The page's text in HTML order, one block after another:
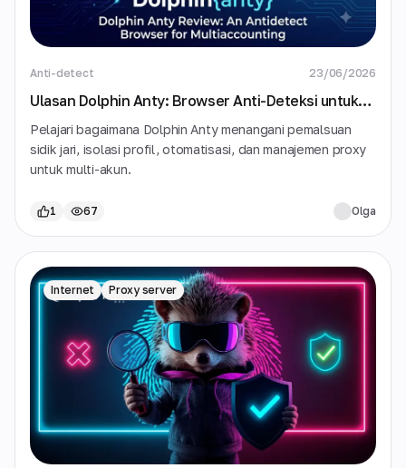
Anti-detect 23/06/2026
Ulasan Dolphin Anty: Browser Anti-Deteksi untuk
Multi-Akun
Pelajari bagaimana Dolphin Anty menangani pemalsuan
sidik jari, isolasi profil, otomatisasi, dan manajemen proxy
untuk multi-akun.
1 67 Olga
Internet Proxy server